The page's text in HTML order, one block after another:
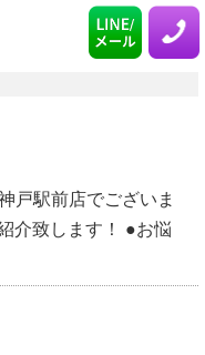
戸駅前店でございま
介致します！ ●お悩